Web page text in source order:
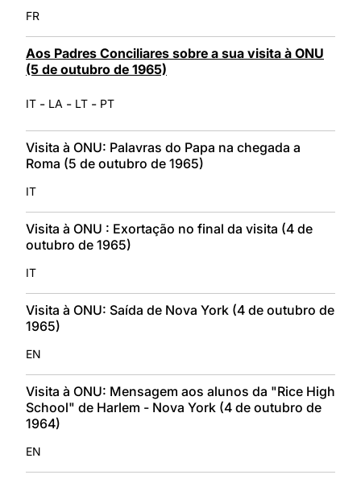
FR
Aos Padres Conciliares sobre a sua visita à ONU
(5 de outubro de 1965)
IT - LA - LT - PT
Visita à ONU: Palavras do Papa na chegada a
Roma (5 de outubro de 1965)
IT
Visita à ONU : Exortação no final da visita (4 de
outubro de 1965)
IT
Visita à ONU: Saída de Nova York (4 de outubro de
1965)
EN
Visita à ONU: Mensagem aos alunos da "Rice High
School" de Harlem - Nova York (4 de outubro de
1964)
EN